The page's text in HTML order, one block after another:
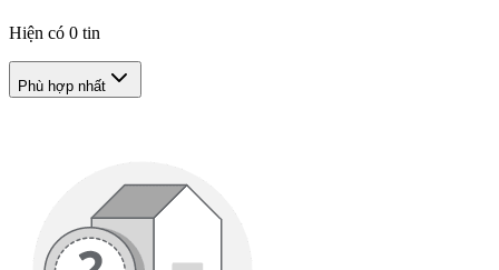
Hiện có 0 tin
Phù hợp nhất